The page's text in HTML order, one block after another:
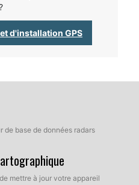
d'installation GPS
de base de données radars
mettre à jour votre appareil